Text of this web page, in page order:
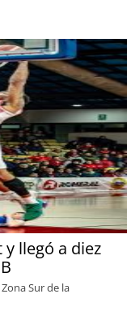
llegó a diez
Sur de la